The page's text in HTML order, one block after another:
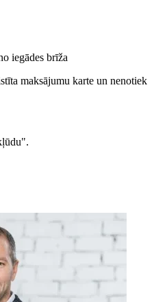
iegādes brīža
maksājumu karte un nenotiek